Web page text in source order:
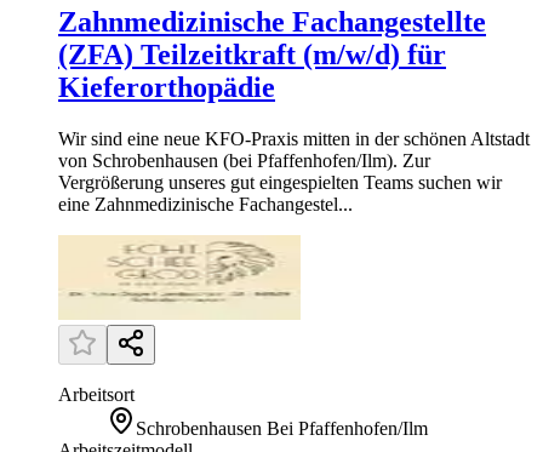
Zahnmedizinische Fachangestellte
(ZFA) Teilzeitkraft (m/w/d) für
Kieferorthopädie
Wir sind eine neue KFO-Praxis mitten in der schönen Altstadt
von Schrobenhausen (bei Pfaffenhofen/Ilm). Zur
Vergrößerung unseres gut eingespielten Teams suchen wir
eine Zahnmedizinische Fachangestel...
Arbeitsort
Schrobenhausen Bei Pfaffenhofen/Ilm